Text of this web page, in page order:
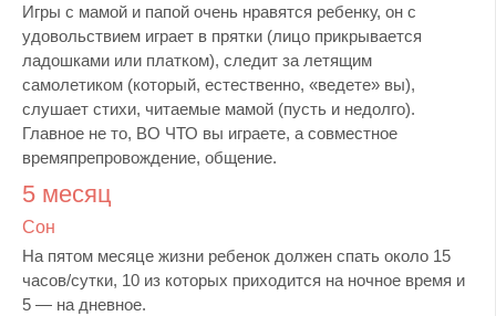
Игры с мамой и папой очень нравятся ребенку, он с
удовольствием играет в прятки (лицо прикрывается
ладошками или платком), следит за летящим
самолетиком (который, естественно, «ведете» вы),
слушает стихи, читаемые мамой (пусть и недолго).
Главное не то, ВО ЧТО вы играете, а совместное
времяпрепровождение, общение.
5 месяц
Сон
На пятом месяце жизни ребенок должен спать около 15
часов/сутки, 10 из которых приходится на ночное время и
5 — на дневное.